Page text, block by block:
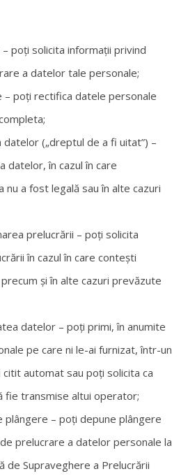
poți solicita informații privind
a datelor tale personale;
– poți rectifica datele personale
(„dreptul de a fi uitat”) –
datelor, în cazul în care
nu a fost legală sau în alte cazuri
prelucrării – poți solicita
în cazul în care contești
și în alte cazuri prevăzute
datelor – poți primi, în anumite
pe care ni le-ai furnizat, într-un
automat sau poți solicita ca
fie transmise altui operator;
plângere – poți depune plângere
prelucrare a datelor personale la
de Supraveghere a Prelucrării